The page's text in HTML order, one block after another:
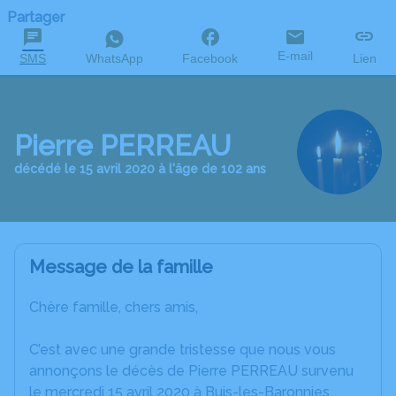
Partager
SMS WhatsApp Facebook E-mail Lien
Pierre PERREAU
décédé le 15 avril 2020 à l'âge de 102 ans
Message de la famille
Chère famille, chers amis,
C’est avec une grande tristesse que nous vous
annonçons le décès de Pierre PERREAU survenu
le mercredi 15 avril 2020 à Buis-les-Baronnies.